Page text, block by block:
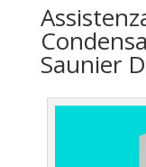
Saunier